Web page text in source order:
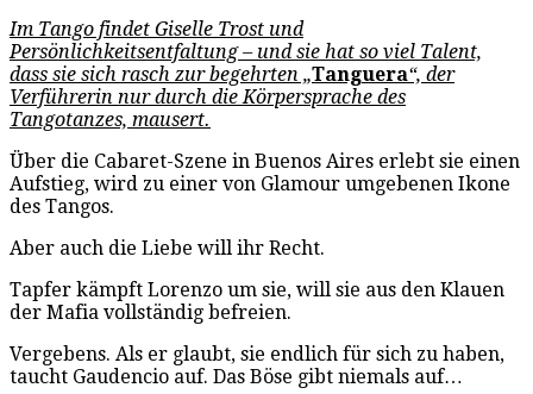
Im Tango findet Giselle Trost und
Persönlichkeitsentfaltung – und sie hat so viel Talent,
dass sie sich rasch zur begehrten „Tanguera“, der
Verführerin nur durch die Körpersprache des
Tangotanzes, mausert.
Über die Cabaret-Szene in Buenos Aires erlebt sie einen
Aufstieg, wird zu einer von Glamour umgebenen Ikone
des Tangos.
Aber auch die Liebe will ihr Recht.
Tapfer kämpft Lorenzo um sie, will sie aus den Klauen
der Mafia vollständig befreien.
Vergebens. Als er glaubt, sie endlich für sich zu haben,
taucht Gaudencio auf. Das Böse gibt niemals auf…